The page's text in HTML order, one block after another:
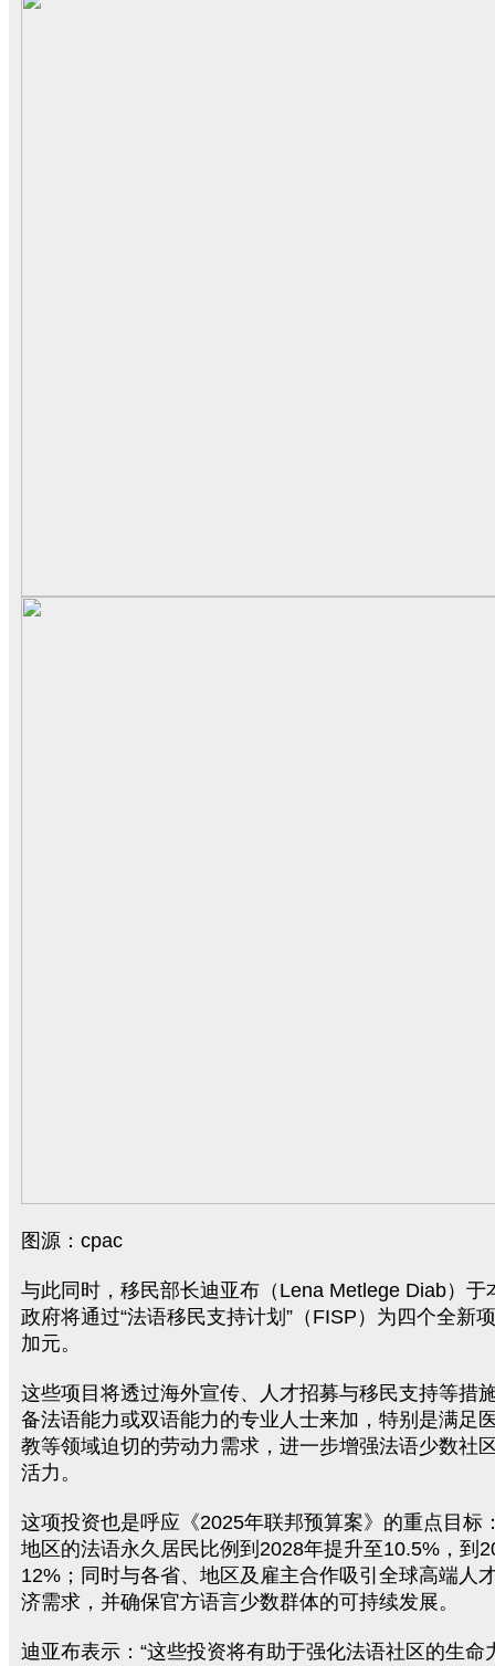
图源：cpac
与此同时，移民部长迪亚布（Lena Metlege Diab）于
政府将通过“法语移民支持计划”（FISP）为四个全新
加元。
这些项目将透过海外宣传、人才招募与移民支持等措
备法语能力或双语能力的专业人士来加，特别是满足
教等领域迫切的劳动力需求，进一步增强法语少数社
活力。
这项投资也是呼应《2025年联邦预算案》的重点目标
地区的法语永久居民比例到2028年提升至10.5%，到
12%；同时与各省、地区及雇主合作吸引全球高端人
济需求，并确保官方语言少数群体的可持续发展。
迪亚布表示：“这些投资将有助于强化法语社区的生命